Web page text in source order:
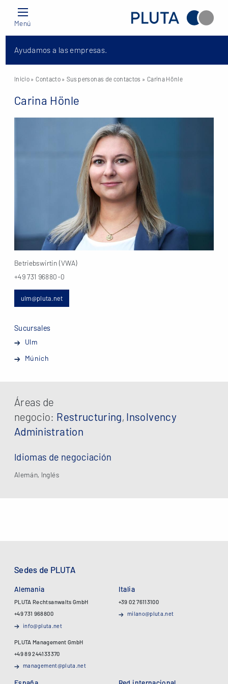
Menú
Ayudamos a las empresas.
Inicio » Contacto »Sus personas de contactos » Carina Hönle
Carina Hönle
Betriebswirtin (VWA)
+49 731 96880-0
ulm@pluta.net
Sucursales
Ulm
Múnich
Áreas de
negocio: Restructuring, Insolvency
Administration
Idiomas de negociación
Alemán, Inglés
Sedes de PLUTA
Alemania
PLUTA Rechtsanwalts GmbH
+49 731 968800
info@pluta.net
PLUTA Management GmbH
+49 89 244133370
management@pluta.net
Italia
+39 02 76113100
milano@pluta.net